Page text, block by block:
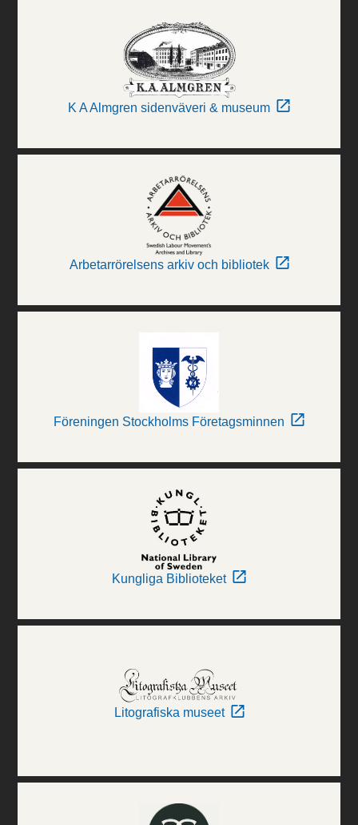
K A Almgren sidenväveri & museum
Arbetarrörelsens arkiv och bibliotek
Föreningen Stockholms Företagsminnen
Kungliga Biblioteket
Litografiska museet